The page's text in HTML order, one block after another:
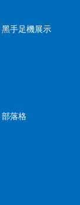
黑手足機展示
部落格